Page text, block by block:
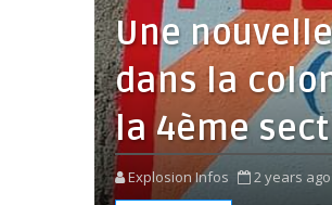
Une
dans la
la 4ème
Explosion Infos 2 years ago